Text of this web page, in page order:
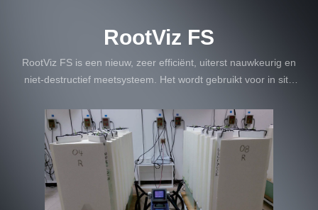
RootViz FS
RootViz FS is een nieuw, zeer efficiënt, uiterst nauwkeurig en
niet-destructief meetsysteem. Het wordt gebruikt voor in situ
driedimensionale röntgenfoto's van wortels maken.